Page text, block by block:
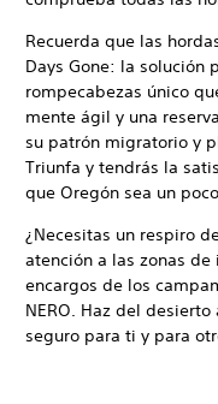
Recuerda que las
Days Gone: la solución
rompecabezas único
mente ágil y una
su patrón migratorio y
Triunfa y tendrás la
que Oregón sea un
¿Necesitas un respiro
atención a las zonas
encargos de los
NERO. Haz del
seguro para ti y para